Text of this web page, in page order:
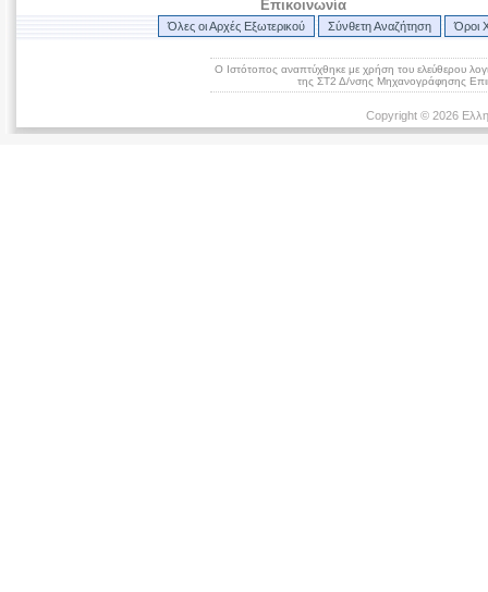
Επικοινωνία
Όλες οι Αρχές Εξωτερικού Σύνθετη Αναζήτηση Όροι
Ο Ιστότοπος αναπτύχθηκε με χρήση του ελεύθερου
της ΣΤ2 Δ/νσης Μηχανογράφησης
Copyright © 2026